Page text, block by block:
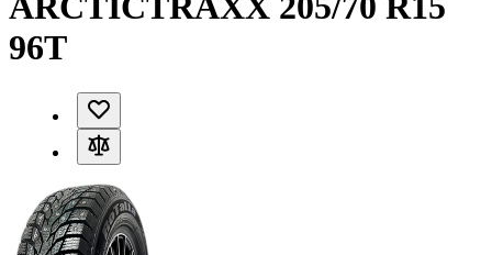
96T